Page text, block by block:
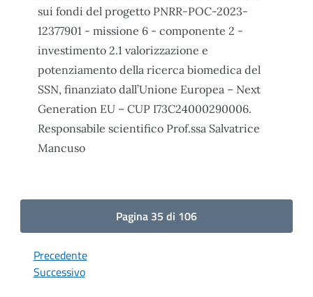
sui fondi del progetto PNRR-POC-2023-
12377901 - missione 6 - componente 2 -
investimento 2.1 valorizzazione e
potenziamento della ricerca biomedica del
SSN, finanziato dall’Unione Europea – Next
Generation EU – CUP I73C24000290006.
Responsabile scientifico Prof.ssa Salvatrice
Mancuso
Pagina 35 di 106
Precedente
Successivo